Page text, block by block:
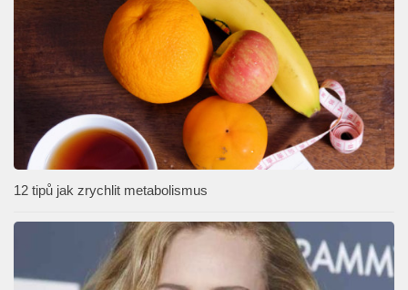
12 tipů jak zrychlit metabolismus